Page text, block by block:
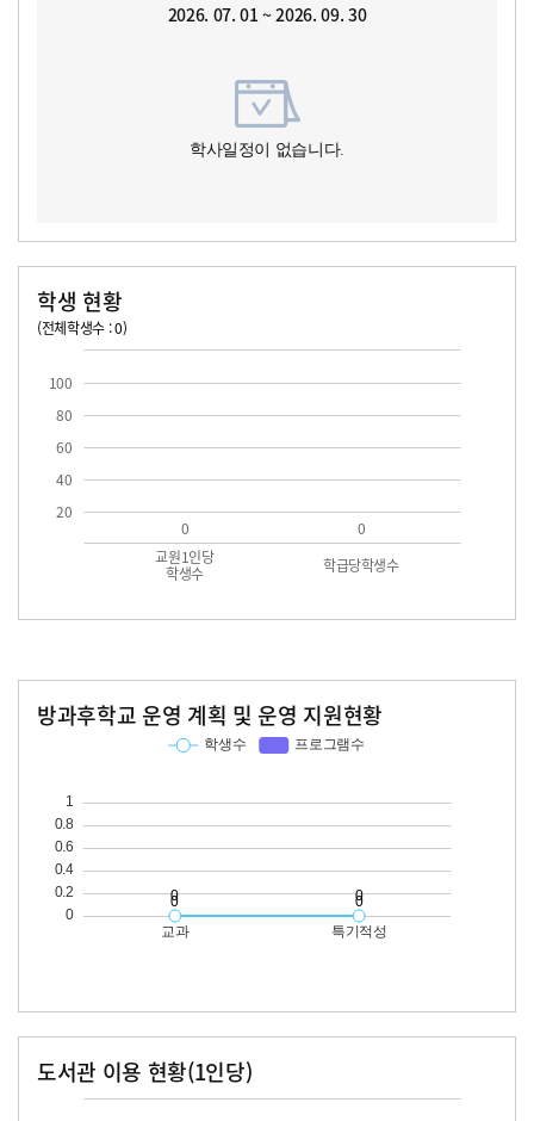
2026. 07. 01 ~ 2026. 09. 30
학사일정이 없습니다.
학생 현황
(전체학생수 : 0)
20
40
60
80
100
교원1인당
학생수 학급당학생수
0 0
방과후학교 운영 계획 및 운영 지원현황
도서관 이용 현황(1인당)